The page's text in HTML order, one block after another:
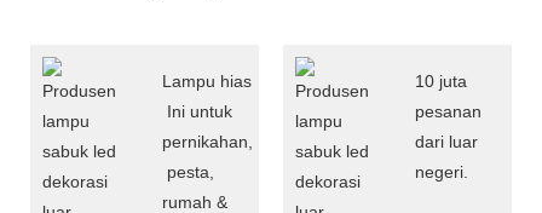
Lampu hias
Ini untuk
pernikahan,
pesta,
rumah &
10 juta
pesanan
dari luar
negeri.